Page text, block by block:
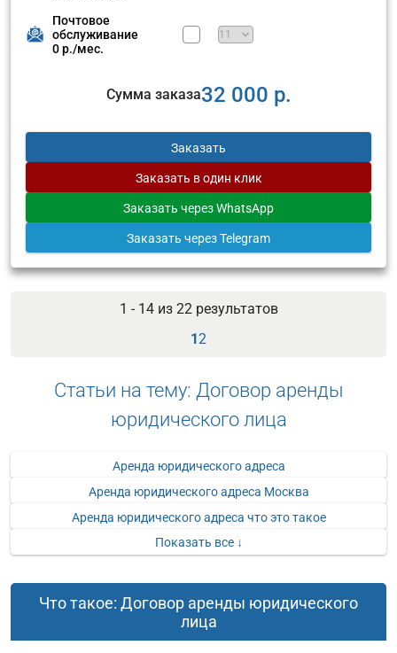
Почтовое
обслуживание
0 р./мес.
Сумма заказа32 000 р.
Заказать
Заказать в один клик
Заказать через WhatsApp
Заказать через Telegram
1 - 14 из 22результатов
12
Статьи на тему: Договор аренды
юридического лица
Аренда юридического адреса
Аренда юридического адреса Москва
Аренда юридического адреса что это такое
Показать все ↓
Что такое: Договор аренды юридического
лица